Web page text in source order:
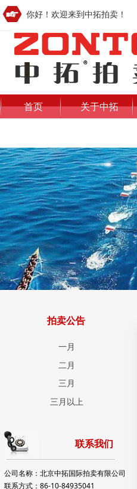
你好！欢迎来到中拓拍卖！
首页 关于中拓
联系我们
公司名称：北京中拓国际拍卖有限公司
联系方式：86-10-84935041
拍卖公告
一月
二月
三月
三月以上